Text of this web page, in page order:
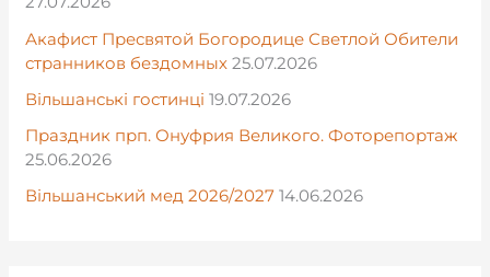
Акафист Пресвятой Богородице Светлой Обители
странников бездомных 25.07.2026
Вільшанські гостинці 19.07.2026
Праздник прп. Онуфрия Великого. Фоторепортаж
25.06.2026
Вільшанський мед 2026/2027 14.06.2026